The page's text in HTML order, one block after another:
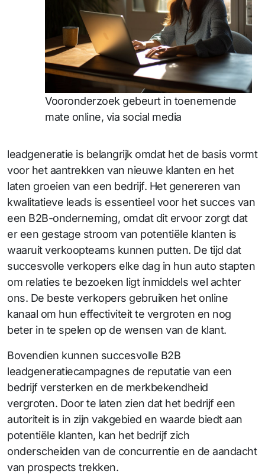
Vooronderzoek gebeurt in toenemende
mate online, via social media
leadgeneratie is belangrijk omdat het de basis vormt
voor het aantrekken van nieuwe klanten en het
laten groeien van een bedrijf. Het genereren van
kwalitatieve leads is essentieel voor het succes van
een B2B-onderneming, omdat dit ervoor zorgt dat
er een gestage stroom van potentiële klanten is
waaruit verkoopteams kunnen putten. De tijd dat
succesvolle verkopers elke dag in hun auto stapten
om relaties te bezoeken ligt inmiddels wel achter
ons. De beste verkopers gebruiken het online
kanaal om hun effectiviteit te vergroten en nog
beter in te spelen op de wensen van de klant.
Bovendien kunnen succesvolle B2B
leadgeneratiecampagnes de reputatie van een
bedrijf versterken en de merkbekendheid
vergroten. Door te laten zien dat het bedrijf een
autoriteit is in zijn vakgebied en waarde biedt aan
potentiële klanten, kan het bedrijf zich
onderscheiden van de concurrentie en de aandacht
van prospects trekken.